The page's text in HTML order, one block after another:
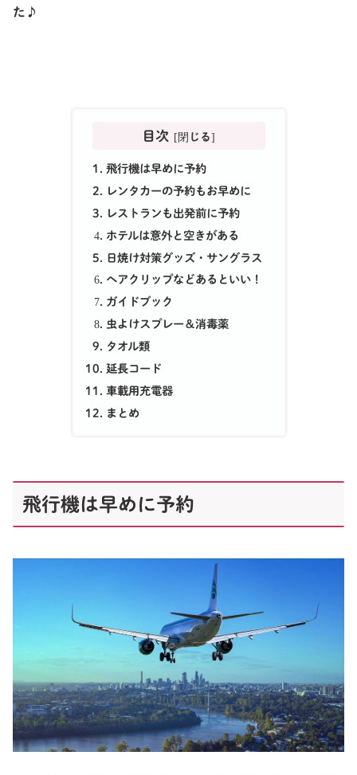
た♪
目次
飛行機は早めに予約
レンタカーの予約もお早めに
レストランも出発前に予約
ホテルは意外と空きがある
日焼け対策グッズ・サングラス
ヘアクリップなどあるといい！
ガイドブック
虫よけスプレー＆消毒薬
タオル類
延長コード
車載用充電器
まとめ
飛行機は早めに予約